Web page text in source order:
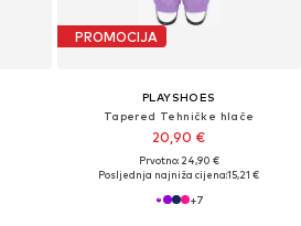
PROMOCIJA
PLAYSHOES
Tapered Tehničke hlače
20,90 €
Prvotno: 24,90 €
Posljednja najniža cijena:15,21 €
+7